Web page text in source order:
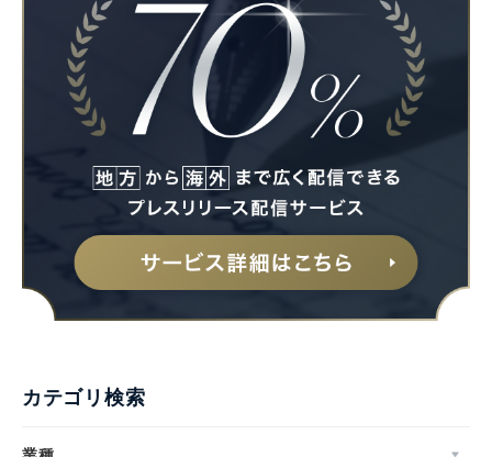
カテゴリ検索